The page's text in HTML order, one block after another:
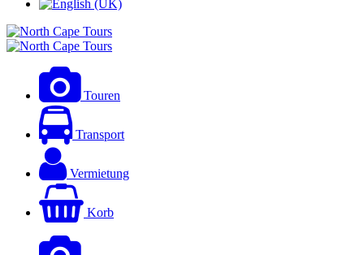
Touren
Transport
Vermietung
Korb